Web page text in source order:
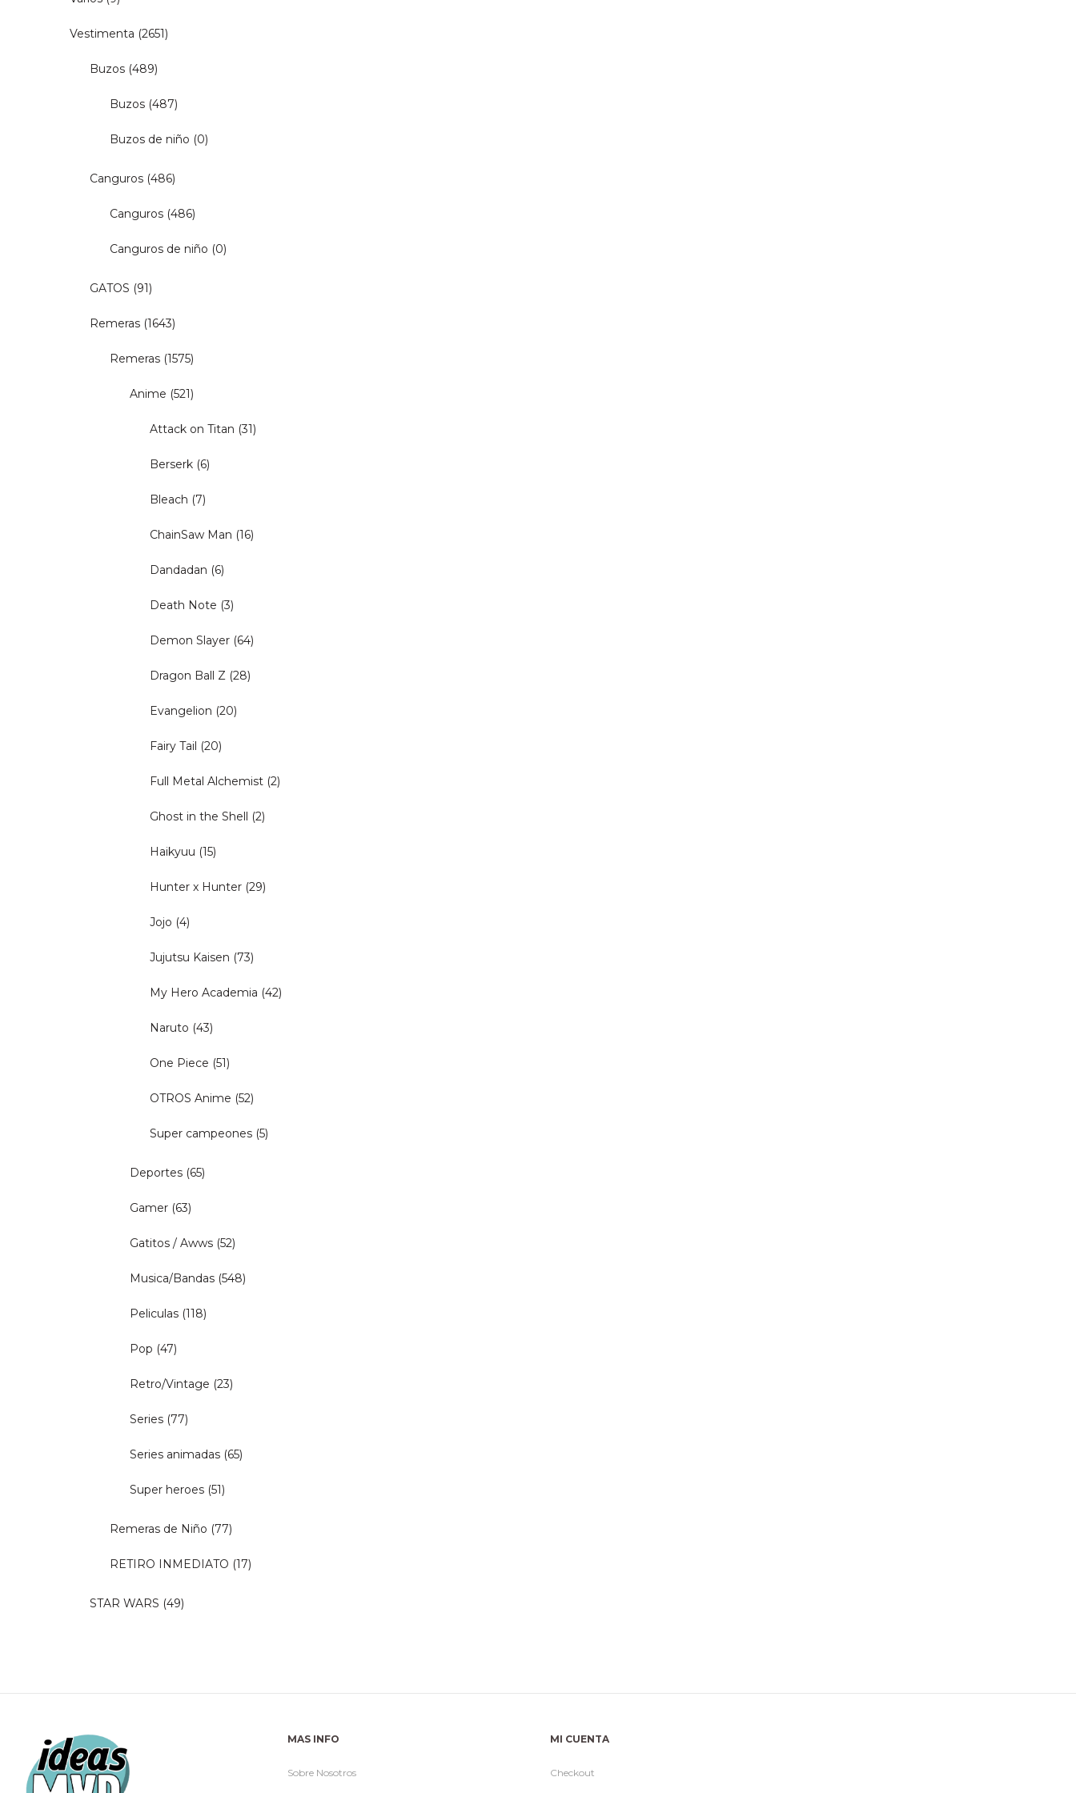
Vestimenta (2651)
Buzos (489)
Buzos (487)
Buzos de niño (0)
Canguros (486)
Canguros (486)
Canguros de niño (0)
GATOS (91)
Remeras (1643)
Remeras (1575)
Anime (521)
Attack on Titan (31)
Berserk (6)
Bleach (7)
ChainSaw Man (16)
Dandadan (6)
Death Note (3)
Demon Slayer (64)
Dragon Ball Z (28)
Evangelion (20)
Fairy Tail (20)
Full Metal Alchemist (2)
Ghost in the Shell (2)
Haikyuu (15)
Hunter x Hunter (29)
Jojo (4)
Jujutsu Kaisen (73)
My Hero Academia (42)
Naruto (43)
One Piece (51)
OTROS Anime (52)
Super campeones (5)
Deportes (65)
Gamer (63)
Gatitos / Awws (52)
Musica/Bandas (548)
Peliculas (118)
Pop (47)
Retro/Vintage (23)
Series (77)
Series animadas (65)
Super heroes (51)
Remeras de Niño (77)
RETIRO INMEDIATO (17)
STAR WARS (49)
MAS INFO
Sobre Nosotros
MI CUENTA
Checkout